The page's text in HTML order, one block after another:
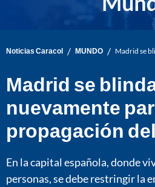
Noticias Caracol / MUNDO / Madrid se
Madrid se
nuevamente
propagación
En la capital española, donde
personas, se debe restringir la